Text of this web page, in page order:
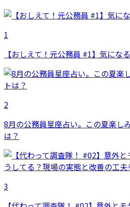
1
【おしえて！元公務員 #1】気にな
2
8月の公務員星座占い。この夏楽し
は？
3